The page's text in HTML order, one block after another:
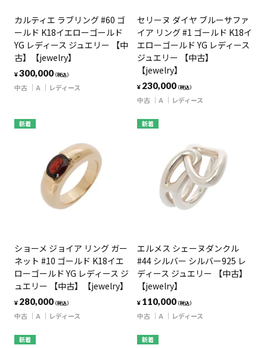
カルティエ ラブリング #60 ゴ
ールド K18イエローゴールド
YG レディース ジュエリー 【中
古】【jewelry】
¥300,000（税込）
中古 A レディース
セリーヌ ダイヤ ブルーサファ
イア リング #1 ゴールド K18イ
エローゴールド YG レディース
ジュエリー 【中古】
【jewelry】
¥ 230,000（税込）
中古 A レディース
新着
ショーメ ジョイア リング ガー
ネット #10 ゴールド K18イエ
ローゴールド YG レディース ジ
ュエリー 【中古】【jewelry】
¥ 280,000（税込）
中古 A レディース
新着
エルメス シェーヌダンクル
#44 シルバー シルバー925 レ
ディース ジュエリー 【中古】
【jewelry】
¥ 110,000（税込）
中古 A レディース
新着 新着